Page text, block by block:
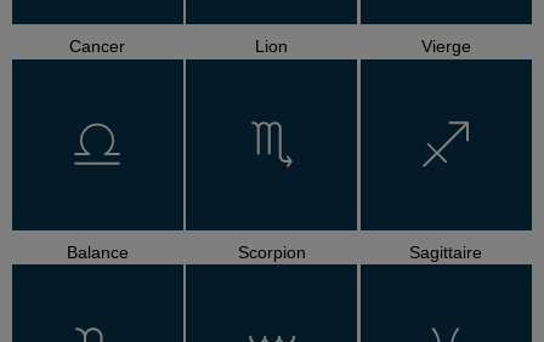
Cancer Lion Vierge
Balance Scorpion Sagittaire